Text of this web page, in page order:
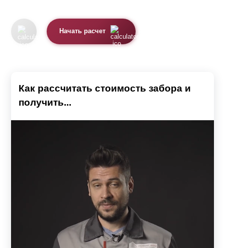
Начать расчет
Как рассчитать стоимость забора и
получить...